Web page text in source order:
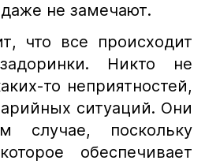
не замечают.
что все происходит
Никто не
то неприятностей,
ситуаций. Они
случае, поскольку
обеспечивает